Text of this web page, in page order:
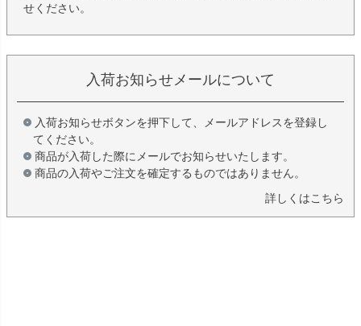
せください。
入荷お知らせメールについて
入荷お知らせボタンを押下して、メールアドレスを登録し
てください。
商品が入荷した際にメールでお知らせいたします。
商品の入荷やご注文を確定するものではありません。
詳しくはこちら